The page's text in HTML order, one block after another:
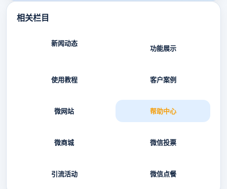
相关栏目
新闻动态
功能展示
使用教程 客户案例
微网站 帮助中心
微商城 微信投票
引流活动 微信点餐